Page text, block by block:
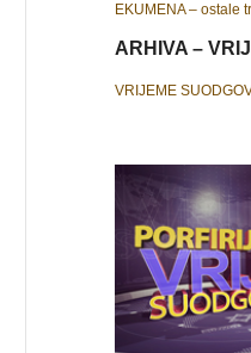
EKUMENA – ostale
ARHIVA –
VRIJEME